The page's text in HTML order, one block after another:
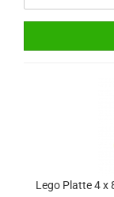
Lego Platte 4 x